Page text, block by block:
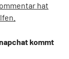
hat
kommt